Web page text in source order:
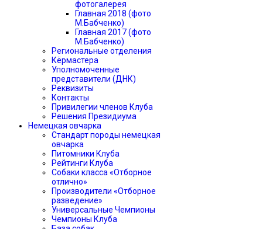
фотогалерея
Главная 2018 (фото
М.Бабченко)
Главная 2017 (фото
М.Бабченко)
Региональные отделения
Кёрмастера
Уполномоченные
представители (ДНК)
Реквизиты
Контакты
Привилегии членов Клуба
Решения Президиума
Немецкая овчарка
Стандарт породы немецкая
овчарка
Питомники Клуба
Рейтинги Клуба
Собаки класса «Отборное
отлично»
Производители «Отборное
разведение»
Универсальные Чемпионы
Чемпионы Клуба